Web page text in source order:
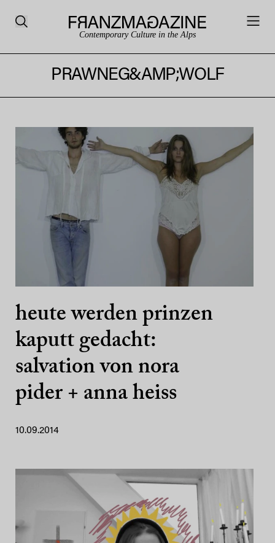
Contemporary Culture in the Alps
PRAWNEG&AMP;WOLF
heute werden prinzen
kaputt gedacht:
salvation von nora
pider + anna heiss
10.09.2014